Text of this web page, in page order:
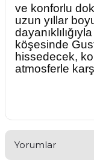
ve konforlu
uzun yıllar
köşesinde
hissedecek,
atmosferle
Yorumlar